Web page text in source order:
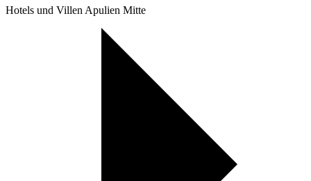
Hotels und Villen Apulien Mitte